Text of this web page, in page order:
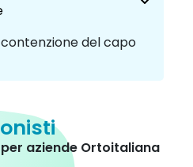
del capo
aziende Ortoitaliana